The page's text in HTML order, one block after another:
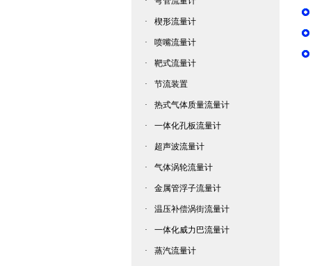
· 楔形流量计
· 喷嘴流量计
· 靶式流量计
· 节流装置
· 热式气体质量流量计
· 一体化孔板流量计
· 超声波流量计
· 气体涡轮流量计
· 金属管浮子流量计
· 温压补偿涡街流量计
· 一体化威力巴流量计
· 蒸汽流量计